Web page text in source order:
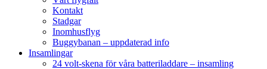
Kontakt
Stadgar
Inomhusflyg
Buggybanan – uppdaterad info
Insamlingar
24 volt-skena för våra batteriladdare – insamling